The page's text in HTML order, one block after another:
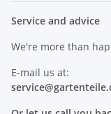
Service and advice
We're more than
E-mail us at:
service@gartenteile